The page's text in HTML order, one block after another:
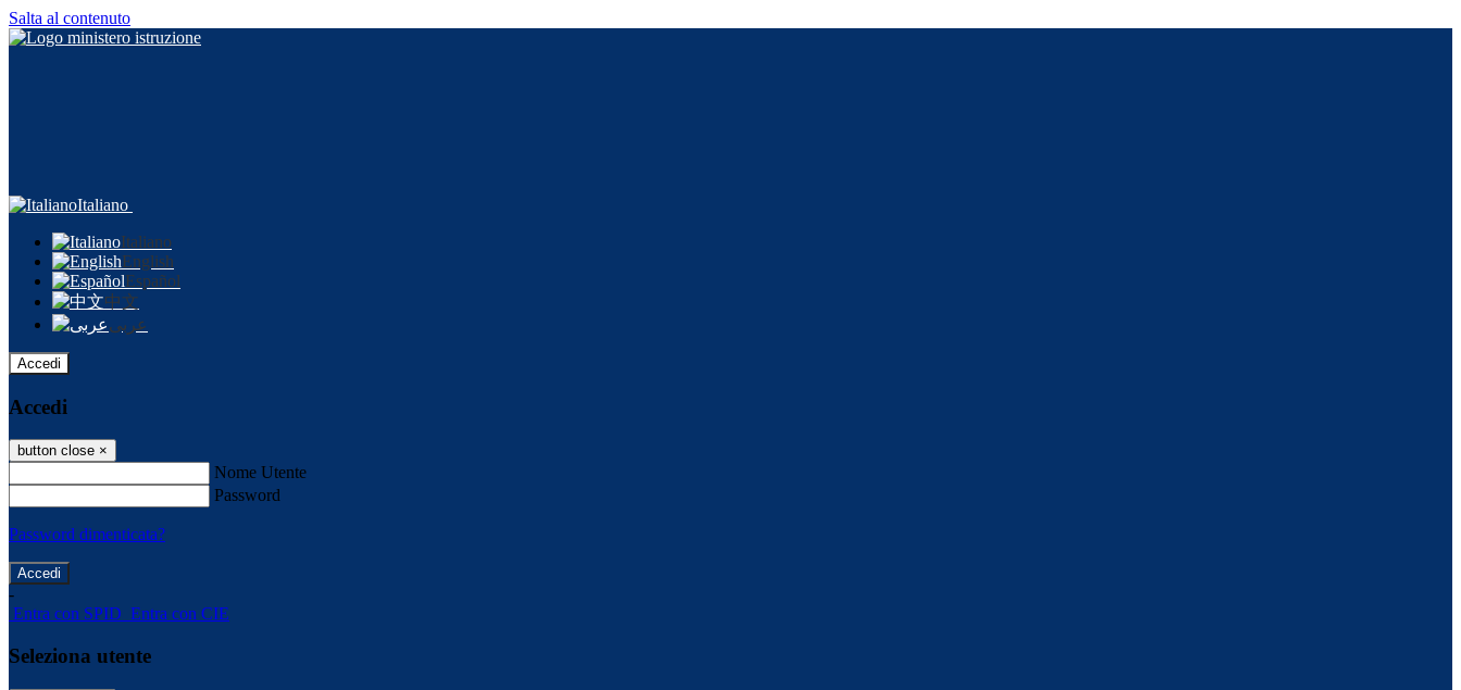
Salta al contenuto
Italiano
Italiano
English
Español
中文
عربى
Accedi
Accedi
button close ×
Nome Utente
Password
Password dimenticata?
-
Entra con SPID Entra con CIE
Seleziona utente